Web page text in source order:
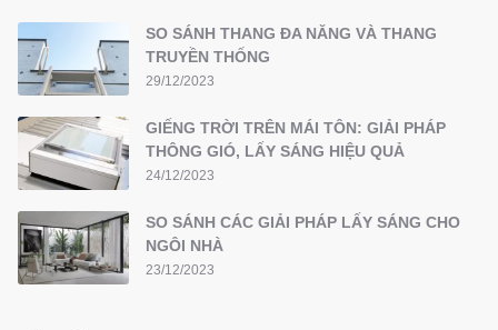
SO SÁNH THANG ĐA NĂNG VÀ THANG
TRUYỀN THỐNG
29/12/2023
GIẾNG TRỜI TRÊN MÁI TÔN: GIẢI PHÁP
THÔNG GIÓ, LẤY SÁNG HIỆU QUẢ
24/12/2023
SO SÁNH CÁC GIẢI PHÁP LẤY SÁNG CHO
NGÔI NHÀ
23/12/2023